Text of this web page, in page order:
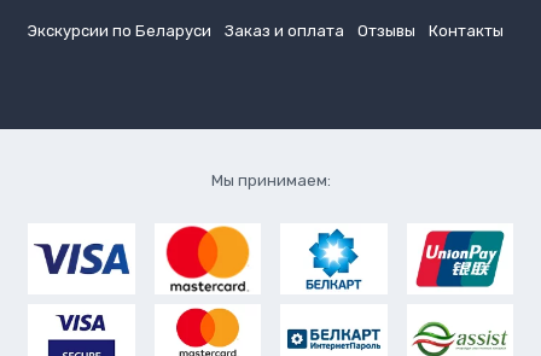
Экскурсии по Беларуси Заказ и оплата Отзывы Контакты
Мы принимаем: